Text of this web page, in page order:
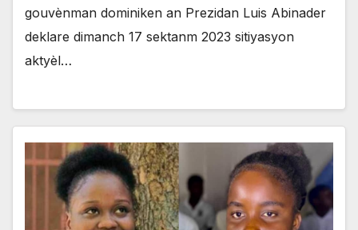
gouvènman dominiken an Prezidan Luis Abinader
deklare dimanch 17 sektanm 2023 sitiyasyon
aktyèl…